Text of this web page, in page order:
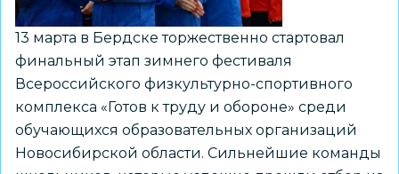
13 марта в Бердске торжественно стартовал
финальный этап зимнего фестиваля
Всероссийского физкультурно-спортивного
комплекса «Готов к труду и обороне» среди
обучающихся образовательных организаций
Новосибирской области. Сильнейшие команды